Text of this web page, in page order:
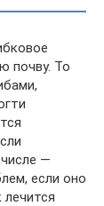
почву. То
—
если оно